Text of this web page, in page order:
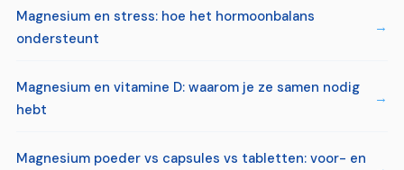
Magnesium en stress: hoe het hormoonbalans
ondersteunt
Magnesium en vitamine D: waarom je ze samen nodig
hebt
Magnesium poeder vs capsules vs tabletten: voor- en